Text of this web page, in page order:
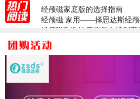
经颅磁家庭版的选择指南
经颅磁 家用——择思达斯经颅
经颅磁刺激治疗仪怎么辨别真
医用经颅磁和家用经颅磁刺激
择思达斯经颅磁刺激仪常见问
南京择思达斯经颅磁市场价格